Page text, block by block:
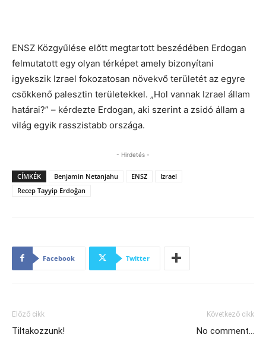
ENSZ Közgyűlése előtt megtartott beszédében Erdogan
felmutatott egy olyan térképet amely bizonyítani
igyekszik Izrael fokozatosan növekvő területét az egyre
csökkenő palesztin területekkel. „Hol vannak Izrael állam
határai?” – kérdezte Erdogan, aki szerint a zsidó állam a
világ egyik rasszistabb országa.
- Hirdetés -
CÍMKÉK Benjamin Netanjahu ENSZ
Izrael
Recep Tayyip Erdoğan
Facebook Twitter
Előző cikk
Tiltakozzunk!
Következő cikk
No comment…